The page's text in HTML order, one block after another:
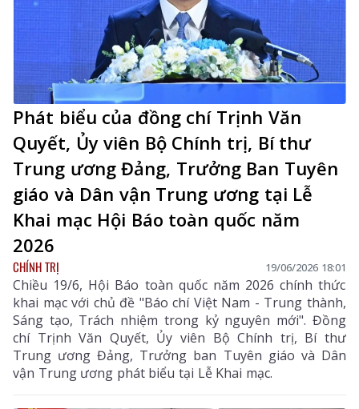
Phát biểu của đồng chí Trịnh Văn
Quyết, Ủy viên Bộ Chính trị, Bí thư
Trung ương Đảng, Trưởng Ban Tuyên
giáo và Dân vận Trung ương tại Lễ
Khai mạc Hội Báo toàn quốc năm
2026
CHÍNH TRỊ 19/06/2026 18:01
Chiều 19/6, Hội Báo toàn quốc năm 2026 chính thức
khai mạc với chủ đề "Báo chí Việt Nam - Trung thành,
Sáng tạo, Trách nhiệm trong kỷ nguyên mới". Đồng
chí Trịnh Văn Quyết, Ủy viên Bộ Chính trị, Bí thư
Trung ương Đảng, Trưởng ban Tuyên giáo và Dân
vận Trung ương phát biểu tại Lễ Khai mạc.